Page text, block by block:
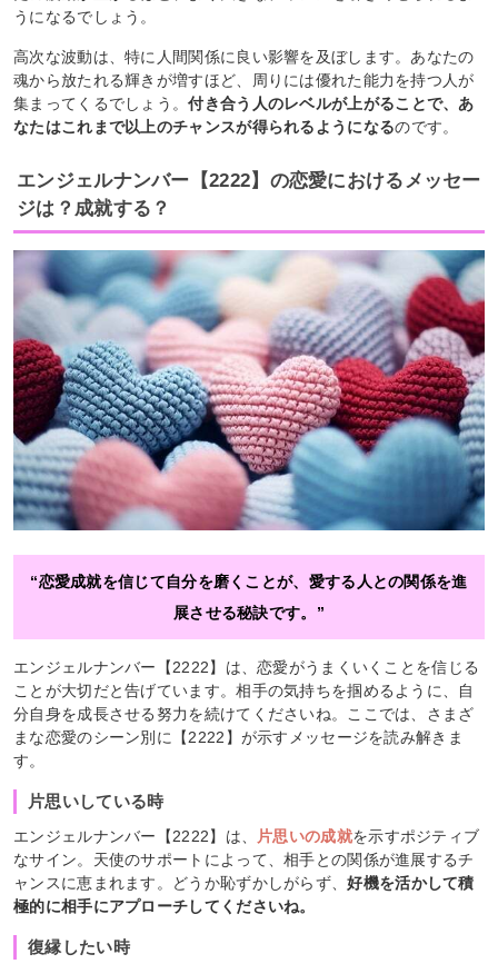
うになるでしょう。
高次な波動は、特に人間関係に良い影響を及ぼします。あなたの
魂から放たれる輝きが増すほど、周りには優れた能力を持つ人が
集まってくるでしょう。付き合う人のレベルが上がることで、あ
なたはこれまで以上のチャンスが得られるようになるのです。
エンジェルナンバー【2222】の恋愛におけるメッセー
ジは？成就する？
“恋愛成就を信じて自分を磨くことが、愛する人との関係を進
展させる秘訣です。”
エンジェルナンバー【2222】は、恋愛がうまくいくことを信じる
ことが大切だと告げています。相手の気持ちを掴めるように、自
分自身を成長させる努力を続けてくださいね。ここでは、さまざ
まな恋愛のシーン別に【2222】が示すメッセージを読み解きま
す。
片思いしている時
エンジェルナンバー【2222】は、 片思いの成就を示すポジティブ
なサイン。天使のサポートによって、相手との関係が進展するチ
ャンスに恵まれます。どうか恥ずかしがらず、好機を活かして積
極的に相手にアプローチしてくださいね。
復縁したい時